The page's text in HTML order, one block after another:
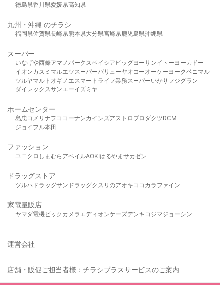
徳島県香川県愛媛県高知県
九州・沖縄 のチラシ
福岡県佐賀県長崎県熊本県大分県宮崎県 鹿児島県沖縄県
スーパー
いなげや西條アマノパークスベイシア ビッグヨーサンイトーヨーカドー
イオンカスミ マルエツ スーパーバリューヤオコーオーケー ヨークベニマル
ツルヤマルト オギノ エスマート ライフ業務スーパーいかり フジグラン
ダイレックスサンエーイズミヤ
ホームセンター
島忠 コメリ ナフコ コーナンカインズアストロプロダクツDCM
ジョイフル本田
ファッション
ユニクロ しまむら アベイルAOKIはるやま サカゼン
ドラッグストア
ツルハドラッグサンドラッグクスリのアオキ ココカラファイン
家電量販店
ヤマダ電機ビックカメラ エディオンケーズデンキ コジマジョーシン
運営会社
店舗・販促ご担当者様：チラシプラスサービスのご案内